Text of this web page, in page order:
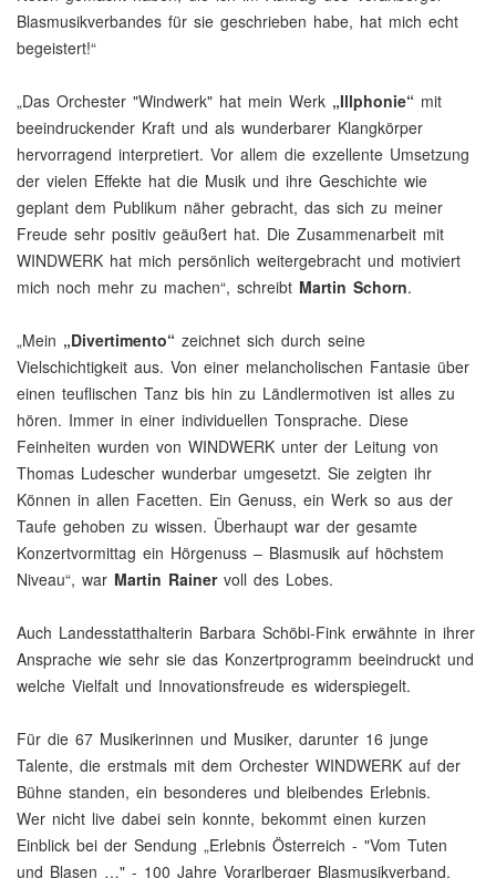
Blasmusikverbandes für sie geschrieben habe, hat mich echt
begeistert!“
„Das Orchester "Windwerk" hat mein Werk „Illphonie“ mit
beeindruckender Kraft und als wunderbarer Klangkörper
hervorragend interpretiert. Vor allem die exzellente Umsetzung
der vielen Effekte hat die Musik und ihre Geschichte wie
geplant dem Publikum näher gebracht, das sich zu meiner
Freude sehr positiv geäußert hat. Die Zusammenarbeit mit
WINDWERK hat mich persönlich weitergebracht und motiviert
mich noch mehr zu machen“, schreibt Martin Schorn.
„Mein „Divertimento“ zeichnet sich durch seine
Vielschichtigkeit aus. Von einer melancholischen Fantasie über
einen teuflischen Tanz bis hin zu Ländlermotiven ist alles zu
hören. Immer in einer individuellen Tonsprache. Diese
Feinheiten wurden von WINDWERK unter der Leitung von
Thomas Ludescher wunderbar umgesetzt. Sie zeigten ihr
Können in allen Facetten. Ein Genuss, ein Werk so aus der
Taufe gehoben zu wissen. Überhaupt war der gesamte
Konzertvormittag ein Hörgenuss – Blasmusik auf höchstem
Niveau“, war Martin Rainervoll des Lobes.
Auch Landesstatthalterin Barbara Schöbi-Fink erwähnte in ihrer
Ansprache wie sehr sie das Konzertprogramm beeindruckt und
welche Vielfalt und Innovationsfreude es widerspiegelt.
Für die 67 Musikerinnen und Musiker, darunter 16 junge
Talente, die erstmals mit dem Orchester WINDWERK auf der
Bühne standen, ein besonderes und bleibendes Erlebnis.
Wer nicht live dabei sein konnte, bekommt einen kurzen
Einblick bei der Sendung „Erlebnis Österreich - "Vom Tuten
und Blasen …" - 100 Jahre Vorarlberger Blasmusikverband.